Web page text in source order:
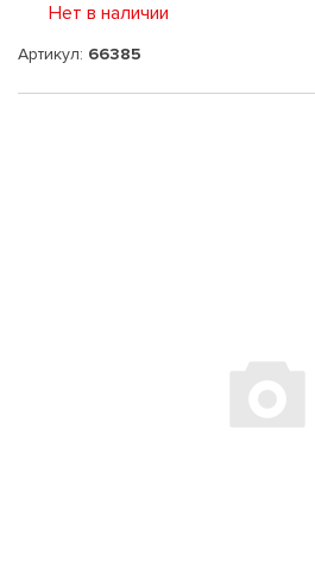
Нет в наличии
Артикул: 66385